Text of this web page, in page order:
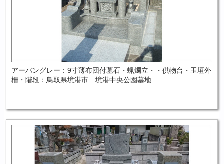
アーバングレー：9寸薄布団付墓石・蝋燭立・・供物台・玉垣外
柵・階段：鳥取県境港市 境港中央公園墓地